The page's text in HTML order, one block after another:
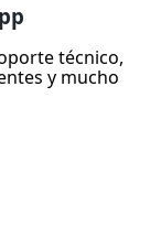
técnico,
y mucho